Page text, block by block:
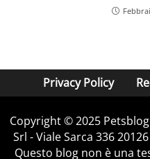
Privacy Policy
Copyright © 2025
Srl - Viale Sarca 336
Questo blog non è una